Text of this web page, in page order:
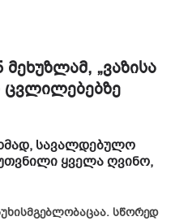
„ვაზისა
ცვლილებებზე
სავალდებულო
ყველა ღვინო,
სწორედ